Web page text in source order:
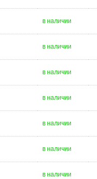
в наличии
в наличии
в наличии
в наличии
в наличии
в наличии
в наличии